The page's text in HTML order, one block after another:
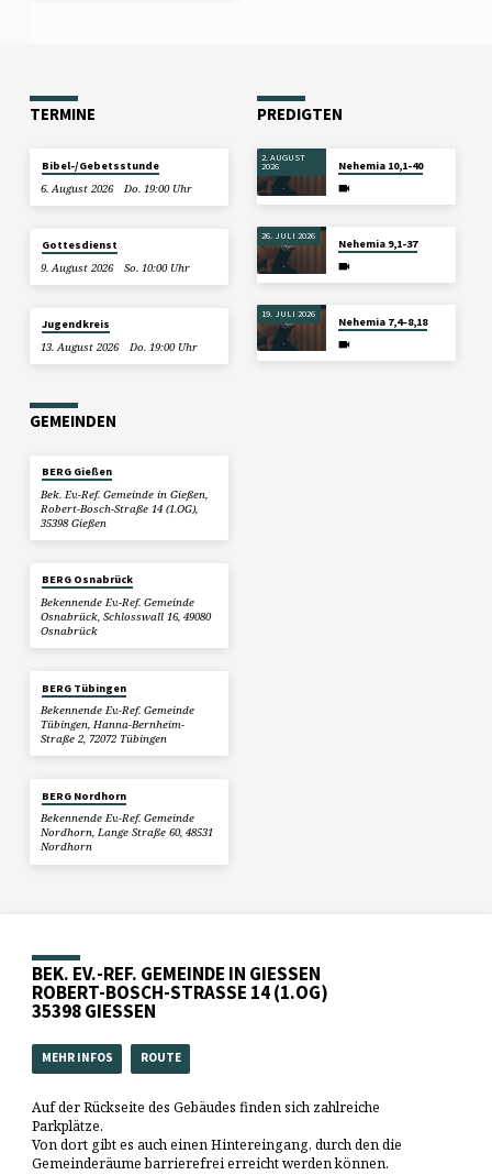
TERMINE
Bibel-/Gebetsstunde
6. August 2026
Do. 19:00 Uhr
Gottesdienst
9. August 2026
So. 10:00 Uhr
Jugendkreis
13. August 2026
Do. 19:00 Uhr
PREDIGTEN
2. AUGUST
2026 Nehemia 10,1-40
26. JULI 2026
Nehemia 9,1-37
19. JULI 2026
Nehemia 7,4–8,18
GEMEINDEN
BERG Gießen
Bek. Ev.-Ref. Gemeinde in Gießen,
Robert-Bosch-Straße 14 (1.OG),
35398 Gießen
BERG Osnabrück
Bekennende Ev.-Ref. Gemeinde
Osnabrück, Schlosswall 16, 49080
Osnabrück
BERG Tübingen
Bekennende Ev.-Ref. Gemeinde
Tübingen, Hanna-Bernheim-
Straße 2, 72072 Tübingen
BERG Nordhorn
Bekennende Ev.-Ref. Gemeinde
Nordhorn, Lange Straße 60, 48531
Nordhorn
BEK. EV.-REF. GEMEINDE IN GIESSEN
ROBERT-BOSCH-STRASSE 14 (1.OG)
35398 GIESSEN
MEHR INFOS ROUTE
Auf der Rückseite des Gebäudes finden sich zahlreiche
Parkplätze.
Von dort gibt es auch einen Hintereingang, durch den die
Gemeinderäume barrierefrei erreicht werden können.